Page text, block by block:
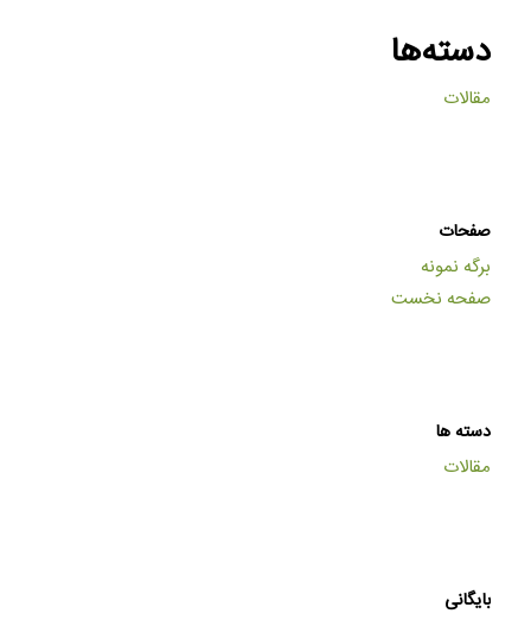
دسته‌ها
مقالات
صفحات
برگه نمونه
صفحه نخست
دسته ها
مقالات
بایگانی